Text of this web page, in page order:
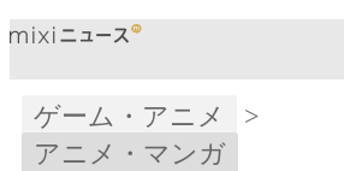
ゲーム・アニメ
>
アニメ・マンガ